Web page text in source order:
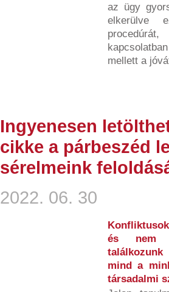
az ügy
elkerülve
mellett a
Ingyenesen
cikke a párbeszéd
sérelmeink
2022. 06. 30
és nem
találkozunk
mind a
társadalmi